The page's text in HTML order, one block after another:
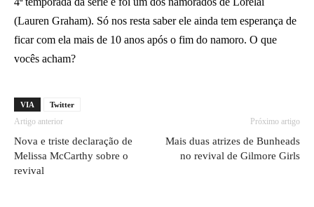
(Lauren Graham). Só nos resta saber ele ainda tem esperança de
ficar com ela mais de 10 anos após o fim do namoro. O que
vocês acham?
VIA Twitter
Artigo anterior
Nova e triste declaração de
Melissa McCarthy sobre o
revival
Próximo artigo
Mais duas atrizes de Bunheads
no revival de Gilmore Girls